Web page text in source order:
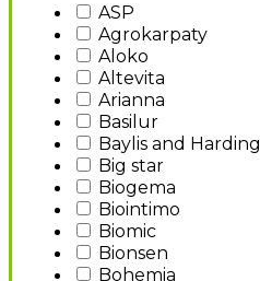
ASP
Agrokarpaty
Aloko
Altevita
Arianna
Basilur
Baylis and Harding
Big star
Biogema
Biointimo
Biomic
Bionsen
Bohemia